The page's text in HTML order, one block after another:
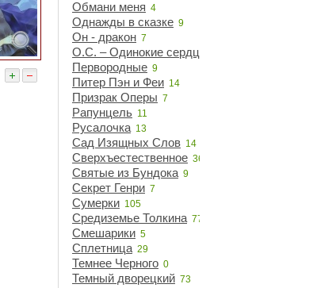
Обмани меня 4
Однажды в сказке 9
Он - дракон 7
О.С. – Одинокие сердца
Первородные 9
Питер Пэн и Феи 14
Призрак Оперы 7
Рапунцель 11
Русалочка 13
Сад Изящных Слов 14
Сверхъестественное 36
Святые из Бундока 9
Секрет Генри 7
Сумерки 105
Средиземье Толкина 77
Смешарики 5
Сплетница 29
Темнее Черного 0
Темный дворецкий 73